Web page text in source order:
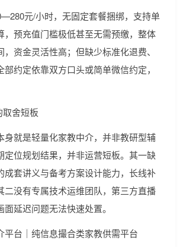
元/小时，无固定套餐捆绑，支持单
，预充值门槛极低甚至无需预缴，整体
资金灵活性高；但缺少标准化退费、
约定依靠双方口头或简单微信约定，
舍短板
身就是轻量化家教中介，并非教研型辅
定位规划结果，并非运营短板。其一缺
成套讲义与备考方案设计能力，长线补
二没有专属技术运维团队，第三方直播
延迟问题无法快速处置。
平台｜纯信息撮合类家教供需平台